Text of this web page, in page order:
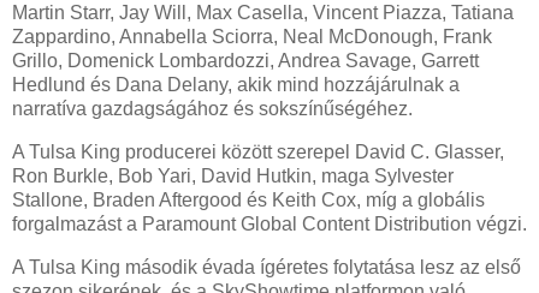
Martin Starr, Jay Will, Max Casella, Vincent Piazza, Tatiana
Zappardino, Annabella Sciorra, Neal McDonough, Frank
Grillo, Domenick Lombardozzi, Andrea Savage, Garrett
Hedlund és Dana Delany, akik mind hozzájárulnak a
narratíva gazdagságához és sokszínűségéhez.
A Tulsa King producerei között szerepel David C. Glasser,
Ron Burkle, Bob Yari, David Hutkin, maga Sylvester
Stallone, Braden Aftergood és Keith Cox, míg a globális
forgalmazást a Paramount Global Content Distribution végzi.
A Tulsa King második évada ígéretes folytatása lesz az első